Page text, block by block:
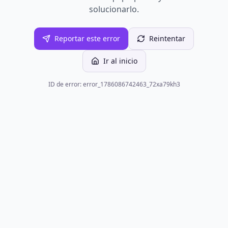
solucionarlo.
Reportar este error Reintentar
Ir al inicio
ID de error: error_1786086742463_72xa79kh3